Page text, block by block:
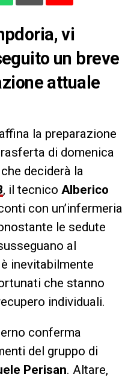
vi
un breve
attuale
affina la preparazione
di domenica
deciderà la
, il tecnico Alberico
con un’infermeria
le sedute
al
inevitabilmente
che stanno
individuali.
conferma
del gruppo di
Perisan. Altare,